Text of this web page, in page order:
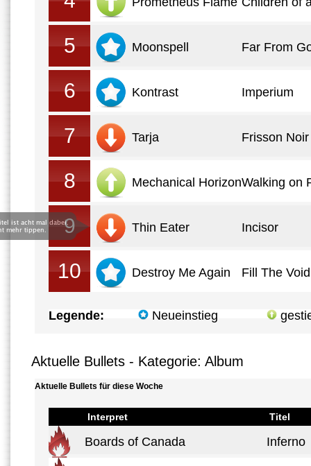
5 Moonspell Far From
6 Kontrast Imperium
7 Tarja Frisson Noir
8 Mechanical HorizonWalking on
9 Thin Eater Incisor
10 Destroy Me Again Fill The Void
Legende: Neueinstieg
Aktuelle Bullets - Kategorie: Album
Aktuelle Bullets für diese Woche
Interpret Titel
Boards of Canada Inferno